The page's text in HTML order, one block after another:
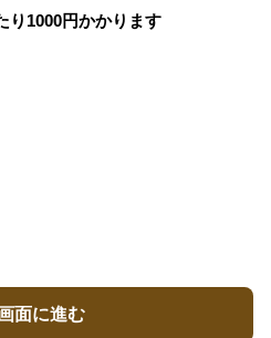
り 1000円かかります
面に進む